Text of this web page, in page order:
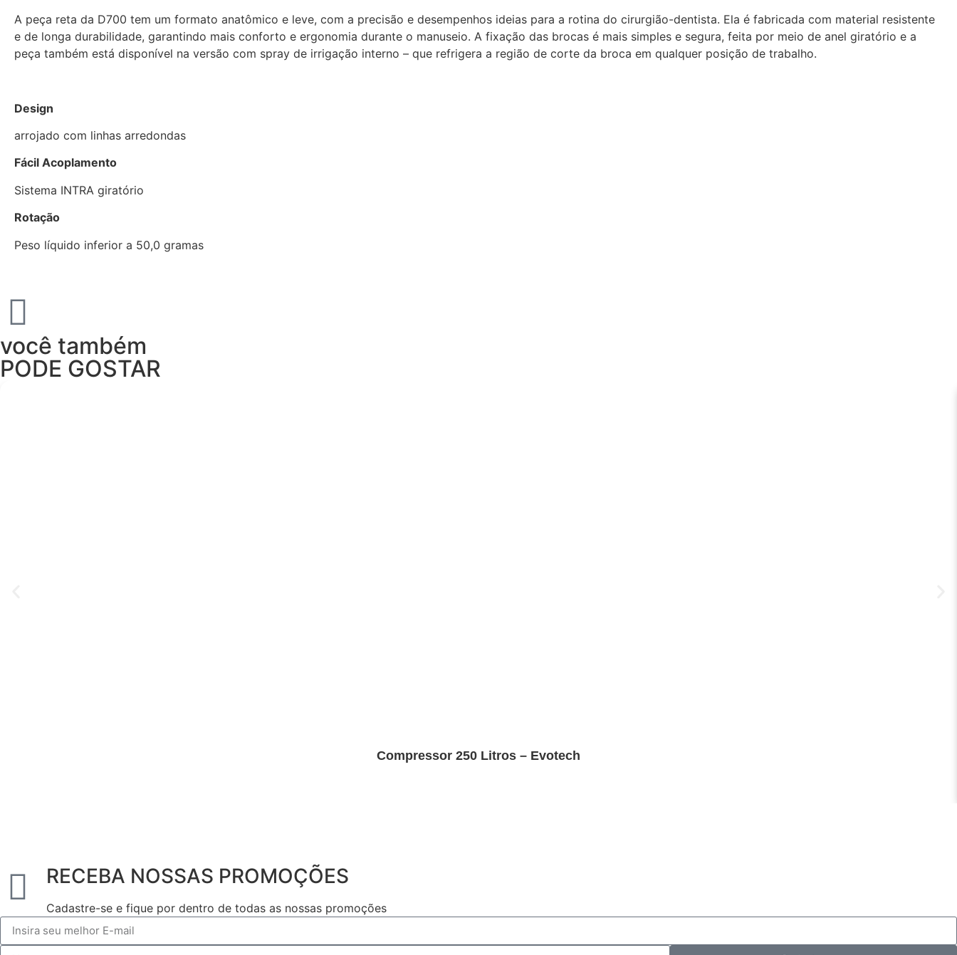
A peça reta da D700 tem um formato anatômico e leve, com a precisão e desempenhos ideias para a rotina do cirurgião-dentista. Ela é fabricada com material resistente
e de longa durabilidade, garantindo mais conforto e ergonomia durante o manuseio. A fixação das brocas é mais simples e segura, feita por meio de anel giratório e a
peça também está disponível na versão com spray de irrigação interno – que refrigera a região de corte da broca em qualquer posição de trabalho.
Design
arrojado com linhas arredondas
Fácil Acoplamento
Sistema INTRA giratório
Rotação
Peso líquido inferior a 50,0 gramas
você também
PODE GOSTAR
Compressor 250 Litros – Evotech
RECEBA NOSSAS PROMOÇÕES
Cadastre-se e fique por dentro de todas as nossas promoções